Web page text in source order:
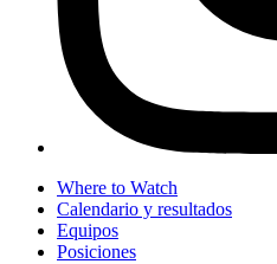
Where to Watch
Calendario y resultados
Equipos
Posiciones